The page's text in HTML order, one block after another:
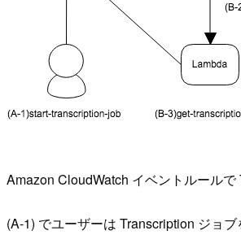
Amazon CloudWatch イベントルール
(A-1) でユーザーは Transcription ジョブ